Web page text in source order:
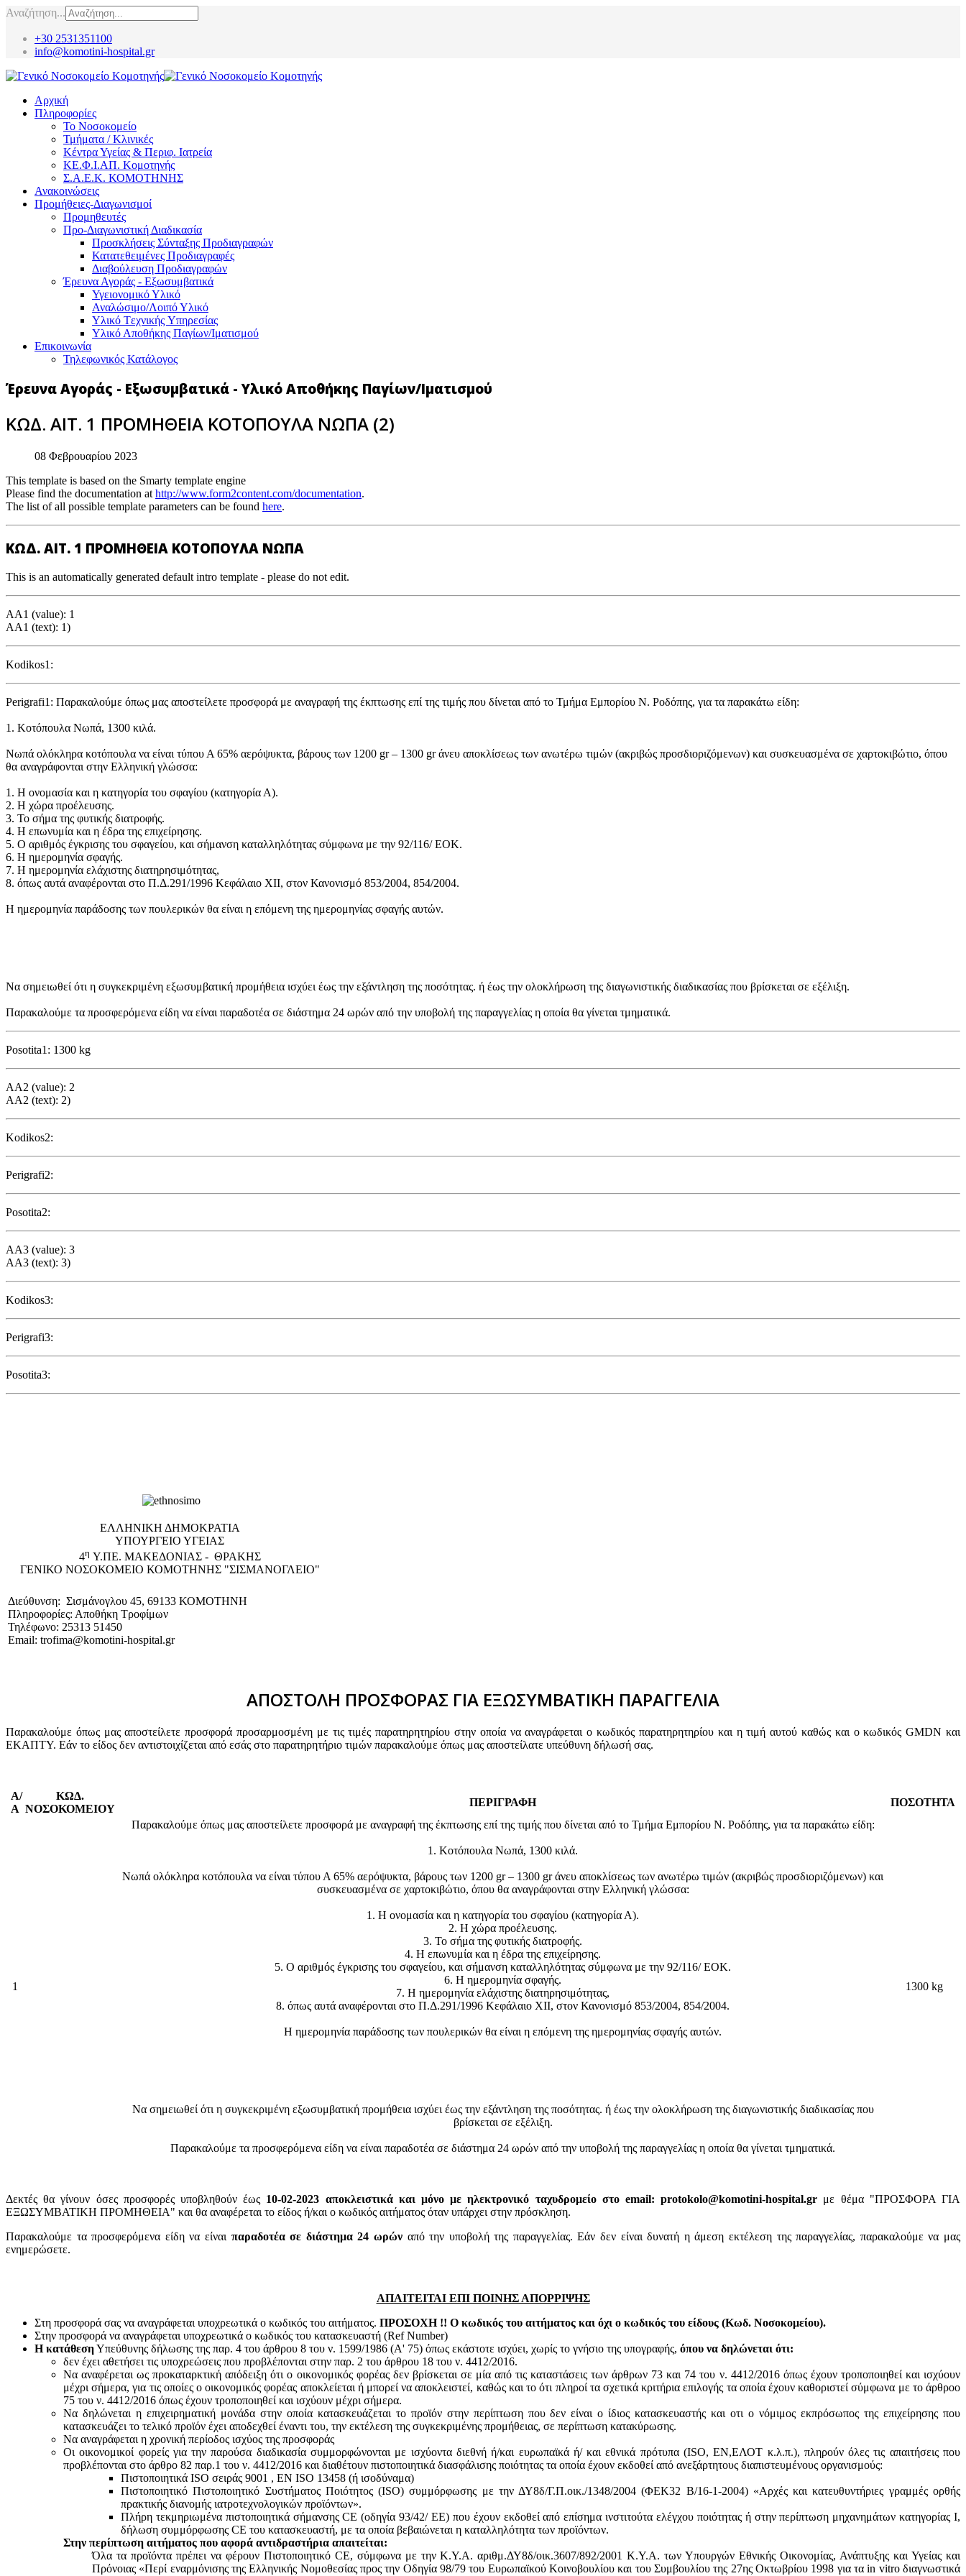
Αναζήτηση...
+30 2531351100
info@komotini-hospital.gr
Αρχική
Πληροφορίες
Το Νοσοκομείο
Τμήματα / Κλινικές
Κέντρα Υγείας & Περιφ. Ιατρεία
ΚΕ.Φ.Ι.ΑΠ. Κομοτηνής
Σ.Α.Ε.Κ. ΚΟΜΟΤΗΝΗΣ
Ανακοινώσεις
Προμήθειες-Διαγωνισμοί
Προμηθευτές
Προ-Διαγωνιστική Διαδικασία
Προσκλήσεις Σύνταξης Προδιαγραφών
Κατατεθειμένες Προδιαγραφές
Διαβούλευση Προδιαγραφών
Έρευνα Αγοράς - Εξωσυμβατικά
Υγειονομικό Υλικό
Αναλώσιμο/Λοιπό Υλικό
Υλικό Tεχνικής Yπηρεσίας
Υλικό Αποθήκης Παγίων/Ιματισμού
Επικοινωνία
Τηλεφωνικός Κατάλογος
Έρευνα Αγοράς - Εξωσυμβατικά - Υλικό Αποθήκης Παγίων/Ιματισμού
ΚΩΔ. ΑΙΤ. 1 ΠΡΟΜΗΘΕΙΑ ΚΟΤΟΠΟΥΛΑ ΝΩΠΑ (2)
08 Φεβρουαρίου 2023
This template is based on the Smarty template engine
Please find the documentation at http://www.form2content.com/documentation.
The list of all possible template parameters can be found here.
ΚΩΔ. ΑΙΤ. 1 ΠΡΟΜΗΘΕΙΑ ΚΟΤΟΠΟΥΛΑ ΝΩΠΑ
This is an automatically generated default intro template - please do not edit.
AA1 (value): 1
AA1 (text): 1)
Kodikos1:
Perigrafi1: Παρακαλούμε όπως μας αποστείλετε προσφορά με αναγραφή της έκπτωσης επί της τιμής που δίνεται από το Τμήμα Εμπορίου Ν. Ροδόπης, για τα παρακάτω είδη:
1. Κοτόπουλα Νωπά, 1300 κιλά.
Νωπά ολόκληρα κοτόπουλα να είναι τύπου Α 65% αερόψυκτα, βάρους των 1200 gr – 1300 gr άνευ αποκλίσεως των ανωτέρω τιμών (ακριβώς προσδιοριζόμενων) και συσκευασμένα σε χαρτοκιβώτιο, όπου
θα αναγράφονται στην Ελληνική γλώσσα:
1. Η ονομασία και η κατηγορία του σφαγίου (κατηγορία Α).
2. Η χώρα προέλευσης.
3. Το σήμα της φυτικής διατροφής.
4. Η επωνυμία και η έδρα της επιχείρησης.
5. Ο αριθμός έγκρισης του σφαγείου, και σήμανση καταλληλότητας σύμφωνα με την 92/116/ ΕΟΚ.
6. Η ημερομηνία σφαγής.
7. Η ημερομηνία ελάχιστης διατηρησιμότητας,
8. όπως αυτά αναφέρονται στο Π.Δ.291/1996 Κεφάλαιο ΧΙΙ, στον Κανονισμό 853/2004, 854/2004.
Η ημερομηνία παράδοσης των πουλερικών θα είναι η επόμενη της ημερομηνίας σφαγής αυτών.
Να σημειωθεί ότι η συγκεκριμένη εξωσυμβατική προμήθεια ισχύει έως την εξάντληση της ποσότητας. ή έως την ολοκλήρωση της διαγωνιστικής διαδικασίας που βρίσκεται σε εξέλιξη.
Παρακαλούμε τα προσφερόμενα είδη να είναι παραδοτέα σε διάστημα 24 ωρών από την υποβολή της παραγγελίας η οποία θα γίνεται τμηματικά.
Posotita1: 1300 kg
AA2 (value): 2
AA2 (text): 2)
Kodikos2:
Perigrafi2:
Posotita2:
AA3 (value): 3
AA3 (text): 3)
Kodikos3:
Perigrafi3:
Posotita3:
EΛΛΗΝΙΚΗ ΔΗΜΟΚΡΑΤΙΑ
ΥΠΟΥΡΓΕΙΟ ΥΓΕΙΑΣ
4η Υ.ΠΕ. ΜΑΚΕΔΟΝΙΑΣ - ΘΡΑΚΗΣ
ΓΕΝΙΚΟ NΟΣΟΚΟΜΕΙΟ ΚΟΜΟΤΗΝΗΣ "ΣΙΣΜΑΝΟΓΛΕΙΟ"
Διεύθυνση: Σισμάνογλου 45, 69133 ΚΟΜΟΤΗΝΗ
Πληροφορίες: Αποθήκη Τροφίμων
Τηλέφωνο: 25313 51450
Email: trofima@komotini-hospital.gr
ΑΠΟΣΤΟΛΗ ΠΡΟΣΦΟΡΑΣ ΓΙΑ ΕΞΩΣΥΜΒΑΤΙΚΗ ΠΑΡΑΓΓΕΛΙΑ
Παρακαλούμε όπως μας αποστείλετε προσφορά προσαρμοσμένη με τις τιμές παρατηρητηρίου στην οποία να αναγράφεται ο κωδικός παρατηρητηρίου και η τιμή αυτού καθώς και ο κωδικός GMDN και
ΕΚΑΠΤΥ. Εάν το είδος δεν αντιστοιχίζεται από εσάς στο παρατηρητήριο τιμών παρακαλούμε όπως μας αποστείλατε υπεύθυνη δήλωσή σας.
Α/
Α
ΚΩΔ.
ΝΟΣΟΚΟΜΕΙΟΥ
ΠΕΡΙΓΡΑΦΗ ΠΟΣΟΤΗΤΑ
1
Παρακαλούμε όπως μας αποστείλετε προσφορά με αναγραφή της έκπτωσης επί της τιμής που δίνεται από το Τμήμα Εμπορίου Ν. Ροδόπης, για τα παρακάτω είδη:
1. Κοτόπουλα Νωπά, 1300 κιλά.
Νωπά ολόκληρα κοτόπουλα να είναι τύπου Α 65% αερόψυκτα, βάρους των 1200 gr – 1300 gr άνευ αποκλίσεως των ανωτέρω τιμών (ακριβώς προσδιοριζόμενων) και
συσκευασμένα σε χαρτοκιβώτιο, όπου θα αναγράφονται στην Ελληνική γλώσσα:
1. Η ονομασία και η κατηγορία του σφαγίου (κατηγορία Α).
2. Η χώρα προέλευσης.
3. Το σήμα της φυτικής διατροφής.
4. Η επωνυμία και η έδρα της επιχείρησης.
5. Ο αριθμός έγκρισης του σφαγείου, και σήμανση καταλληλότητας σύμφωνα με την 92/116/ ΕΟΚ.
6. Η ημερομηνία σφαγής.
7. Η ημερομηνία ελάχιστης διατηρησιμότητας,
8. όπως αυτά αναφέρονται στο Π.Δ.291/1996 Κεφάλαιο ΧΙΙ, στον Κανονισμό 853/2004, 854/2004.
Η ημερομηνία παράδοσης των πουλερικών θα είναι η επόμενη της ημερομηνίας σφαγής αυτών.
Να σημειωθεί ότι η συγκεκριμένη εξωσυμβατική προμήθεια ισχύει έως την εξάντληση της ποσότητας. ή έως την ολοκλήρωση της διαγωνιστικής διαδικασίας που
βρίσκεται σε εξέλιξη.
Παρακαλούμε τα προσφερόμενα είδη να είναι παραδοτέα σε διάστημα 24 ωρών από την υποβολή της παραγγελίας η οποία θα γίνεται τμηματικά.
1300 kg
Δεκτές θα γίνουν όσες προσφορές υποβληθούν έως 10-02-2023 αποκλειστικά και μόνο με ηλεκτρονικό ταχυδρομείο στο email: protokolo@komotini-hospital.gr με θέμα "ΠΡΟΣΦΟΡΑ ΓΙΑ
ΕΞΩΣΥΜΒΑΤΙΚΗ ΠΡΟΜΗΘΕΙΑ" και θα αναφέρεται το είδος ή/και ο κωδικός αιτήματος όταν υπάρχει στην πρόσκληση.
Παρακαλούμε τα προσφερόμενα είδη να είναι παραδοτέα σε διάστημα 24 ωρών από την υποβολή της παραγγελίας. Εάν δεν είναι δυνατή η άμεση εκτέλεση της παραγγελίας, παρακαλούμε να μας
ενημερώσετε.
ΑΠΑΙΤΕΙΤΑΙ ΕΠΙ ΠΟΙΝΗΣ ΑΠΟΡΡΙΨΗΣ
Στη προσφορά σας να αναγράφεται υποχρεωτικά ο κωδικός του αιτήματος. ΠΡΟΣΟΧΗ !! Ο κωδικός του αιτήματος και όχι ο κωδικός του είδους (Κωδ. Νοσοκομείου).
Στην προσφορά να αναγράφεται υποχρεωτικά ο κωδικός του κατασκευαστή (Ref Number)
Η κατάθεσηΥπεύθυνης δήλωσης της παρ. 4 του άρθρου 8 του ν. 1599/1986 (Α' 75) όπως εκάστοτε ισχύει, χωρίς το γνήσιο της υπογραφής, όπου να δηλώνεται ότι:
δεν έχει αθετήσει τις υποχρεώσεις που προβλέπονται στην παρ. 2 του άρθρου 18 του ν. 4412/2016.
Να αναφέρεται ως προκαταρκτική απόδειξη ότι ο οικονομικός φορέας δεν βρίσκεται σε μία από τις καταστάσεις των άρθρων 73 και 74 του ν. 4412/2016 όπως έχουν τροποποιηθεί και ισχύουν
μέχρι σήμερα, για τις οποίες ο οικονομικός φορέας αποκλείεται ή μπορεί να αποκλειστεί, καθώς και το ότι πληροί τα σχετικά κριτήρια επιλογής τα οποία έχουν καθοριστεί σύμφωνα με τo άρθροo
75 του ν. 4412/2016 όπως έχουν τροποποιηθεί και ισχύουν μέχρι σήμερα.
Να δηλώνεται η επιχειρηματική μονάδα στην οποία κατασκευάζεται το προϊόν στην περίπτωση που δεν είναι ο ίδιος κατασκευαστής και oτι ο νόμιμος εκπρόσωπος της επιχείρησης που
κατασκευάζει το τελικό προϊόν έχει αποδεχθεί έναντι του, την εκτέλεση της συγκεκριμένης προμήθειας, σε περίπτωση κατακύρωσης.
Να αναγράφεται η χρονική περίοδος ισχύος της προσφοράς
Οι οικονομικοί φορείς για την παρούσα διαδικασία συμμορφώνονται με ισχύοντα διεθνή ή/και ευρωπαϊκά ή/ και εθνικά πρότυπα (ISO, ΕΝ,ΕΛΟΤ κ.λ.π.), πληρούν όλες τις απαιτήσεις που
προβλέπονται στο άρθρο 82 παρ.1 του ν. 4412/2016 και διαθέτουν πιστοποιητικά διασφάλισης ποιότητας τα οποία έχουν εκδοθεί από ανεξάρτητους διαπιστευμένους οργανισμούς:
Πιστοποιητικά ISO σειράς 9001 , ΕΝ ISO 13458 (ή ισοδύναμα)
Πιστοποιητικό Πιστοποιητικό Συστήματος Ποιότητος (ISO) συμμόρφωσης με την ΔΥ8δ/Γ.Π.οικ./1348/2004 (ΦΕΚ32 Β/16-1-2004) «Αρχές και κατευθυντήριες γραμμές ορθής
πρακτικής διανομής ιατροτεχνολογικών προϊόντων».
Πλήρη τεκμηριωμένα πιστοποιητικά σήμανσης CE (οδηγία 93/42/ ΕΕ) που έχουν εκδοθεί από επίσημα ινστιτούτα ελέγχου ποιότητας ή στην περίπτωση μηχανημάτων κατηγορίας Ι,
δήλωση συμμόρφωσης CE του κατασκευαστή, με τα οποία βεβαιώνεται η καταλληλότητα των προϊόντων.
Στην περίπτωση αιτήματος που αφορά αντιδραστήρια απαιτείται:
Όλα τα προϊόντα πρέπει να φέρουν Πιστοποιητικό CE, σύμφωνα με την Κ.Υ.Α. αριθμ.ΔΥ8δ/οικ.3607/892/2001 Κ.Υ.Α. των Υπουργών Εθνικής Οικονομίας, Ανάπτυξης και Υγείας και
Πρόνοιας «Περί εναρμόνισης της Ελληνικής Νομοθεσίας προς την Οδηγία 98/79 του Ευρωπαϊκού Κοινοβουλίου και του Συμβουλίου της 27ης Οκτωβρίου 1998 για τα in vitro διαγνωστικά